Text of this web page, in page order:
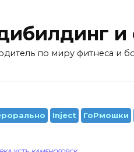
и
по миру фитнеса и
Inject ГоРмошки